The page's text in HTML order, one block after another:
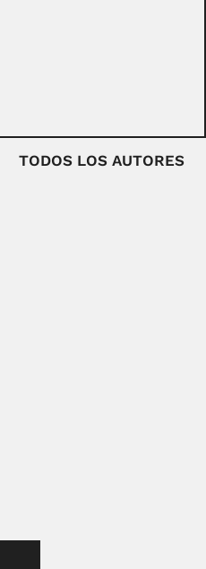
TODOS LOS AUTORES